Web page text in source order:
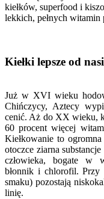
kiełków, superfood i
lekkich, pełnych
Kiełki lepsze od
Już w XVI wieku
Chińczycy, Aztecy
cenić. Aż do XX wieku,
60 procent więcej
Kiełkowanie to
otoczce ziarna
człowieka, bogate w
błonnik i chlorofil. Przy
smaku) pozostają
linię.